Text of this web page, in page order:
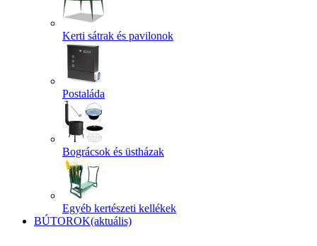
Kerti sátrak és pavilonok
Postaláda
Bográcsok és üstházak
Egyéb kertészeti kellékek
BÚTOROK(aktuális)